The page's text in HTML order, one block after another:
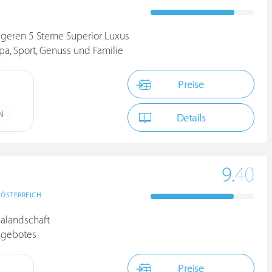
5 Sterne Superior Luxus
Sport, Genuss und Familie
Preise
Details
ÖSTERREICH
9.40
Preise